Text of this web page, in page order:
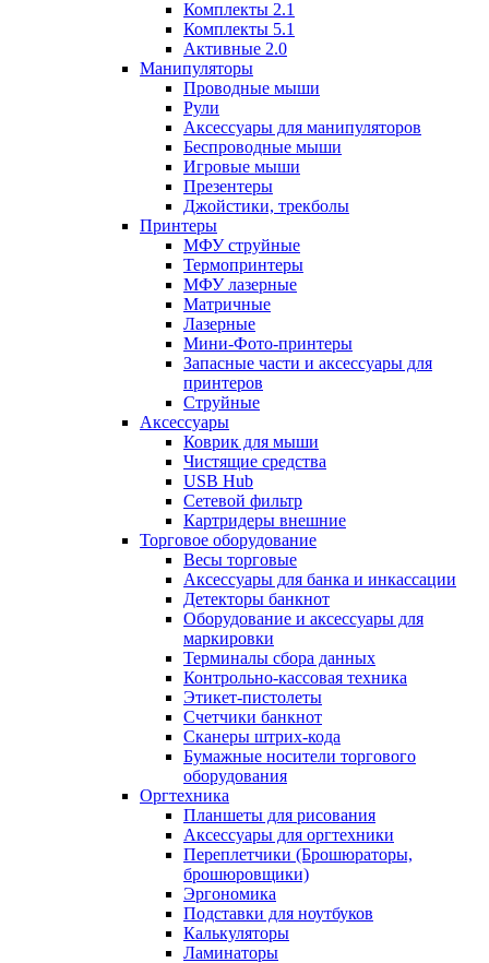
Комплекты 2.1
Комплекты 5.1
Активные 2.0
Манипуляторы
Проводные мыши
Рули
Аксессуары для манипуляторов
Беспроводные мыши
Игровые мыши
Презентеры
Джойстики, трекболы
Принтеры
МФУ струйные
Термопринтеры
МФУ лазерные
Матричные
Лазерные
Мини-Фото-принтеры
Запасные части и аксессуары для
принтеров
Струйные
Аксессуары
Коврик для мыши
Чистящие средства
USB Hub
Сетевой фильтр
Картридеры внешние
Торговое оборудование
Весы торговые
Аксессуары для банка и инкассации
Детекторы банкнот
Оборудование и аксессуары для
маркировки
Терминалы сбора данных
Контрольно-кассовая техника
Этикет-пистолеты
Счетчики банкнот
Сканеры штрих-кода
Бумажные носители торгового
оборудования
Оргтехника
Планшеты для рисования
Аксессуары для оргтехники
Переплетчики (Брошюраторы,
брошюровщики)
Эргономика
Подставки для ноутбуков
Калькуляторы
Ламинаторы